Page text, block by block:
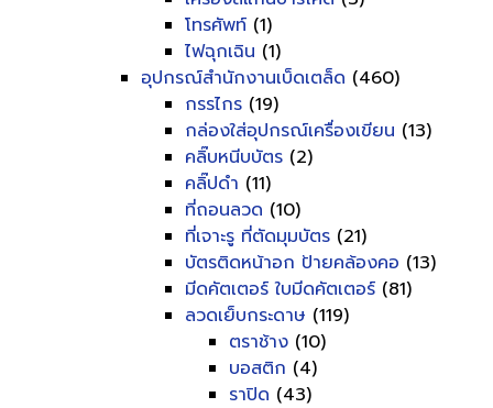
โทรศัพท์ (1)
ไฟฉุกเฉิน (1)
อุปกรณ์สำนักงานเบ็ดเตล็ด (460)
กรรไกร (19)
กล่องใส่อุปกรณ์เครื่องเขียน (13)
คลิ๊บหนีบบัตร (2)
คลิ๊ปดำ (11)
ที่ถอนลวด (10)
ที่เจาะรู ที่ตัดมุมบัตร (21)
บัตรติดหน้าอก ป้ายคล้องคอ (13)
มีดคัตเตอร์ ใบมีดคัตเตอร์ (81)
ลวดเย็บกระดาษ (119)
ตราช้าง (10)
บอสติก (4)
ราปิด (43)